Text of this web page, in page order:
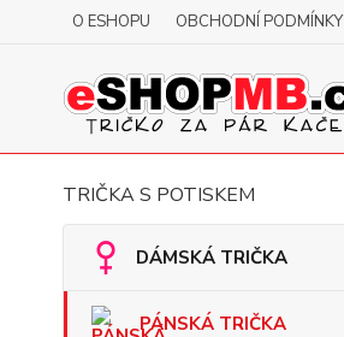
O ESHOPU OBCHODNÍ PODMÍNKY
TRIČKA S POTISKEM
DÁMSKÁ TRIČKA
PÁNSKÁ TRIČKA